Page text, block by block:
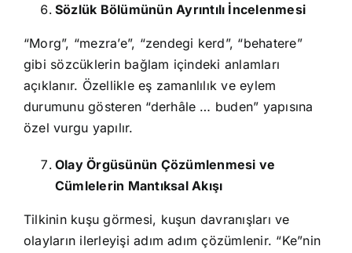
Sözlük Bölümünün Ayrıntılı İncelenmesi
“Morg”, “mezra’e”, “zendegi kerd”, “behatere”
gibi sözcüklerin bağlam içindeki anlamları
açıklanır. Özellikle eş zamanlılık ve eylem
durumunu gösteren “derhâle … buden” yapısına
özel vurgu yapılır.
Olay Örgüsünün Çözümlenmesi ve
Cümlelerin Mantıksal Akışı
Tilkinin kuşu görmesi, kuşun davranışları ve
olayların ilerleyişi adım adım çözümlenir. “Ke”nin